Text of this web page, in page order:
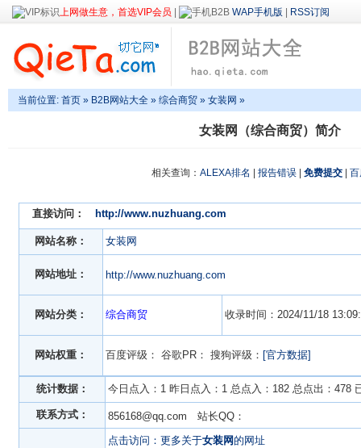
上网做生意，首选VIP会员 WAP手机版 RSS订阅
当前位置: 首页 » B2B网站大全 » 综合商贸 » 女装网 »
女装网（综合商贸）简介
相关查询： ALEXA排名 报告错误 免费提交
直接访问： http://www.nuzhuang.com
网站名称： 女装网
网站地址： http://www.nuzhuang.com
网站分类： 综合商贸 收录时间：2024/11/18
网站权重： 百度评级： 谷歌PR： 搜狗评级： [官方数据]
统计数据： 今日点入：1 昨日点入：1 总点入：182 总点出：478
联系方式：
856168@qq.com 站长QQ：
点击访问：更多关于女装网的网址